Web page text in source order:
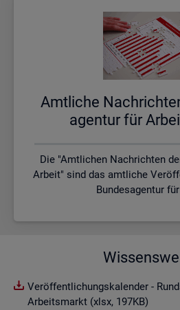
Amt­li­che
agen­tur für
Die "Amtlichen Nachrichten
Arbeit" sind das amtliche
Bundesagentur
Veröffentlichungskalender -
Arbeitsmarkt (xlsx, 197KB)